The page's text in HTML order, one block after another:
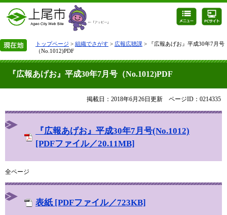
トップページ > 組織でさがす > 広報広聴課 > 『広報あげお』平成30年7月号
（No.1012)PDF
『広報あげお』平成30年7月号（No.1012)PDF
掲載日：2018年6月26日更新 ページID：0214335
『広報あげお』平成30年7月号(No.1012)
[PDFファイル／20.11MB]
全ページ
表紙 [PDFファイル／723KB]